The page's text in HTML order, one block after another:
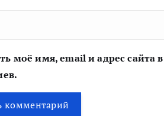
моё имя, email и адрес сайта